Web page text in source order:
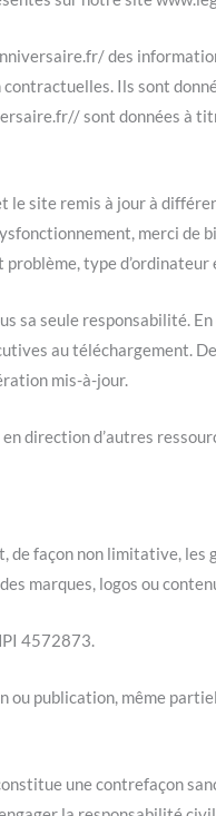
des
Ils sont
sont données à
site remis à jour à
merci
type
seule responsabilité.
au téléchargement.
mis-à-jour.
direction d’autres
façon non limitative, les
marques, logos ou
4572873.
publication, même
une contrefaçon